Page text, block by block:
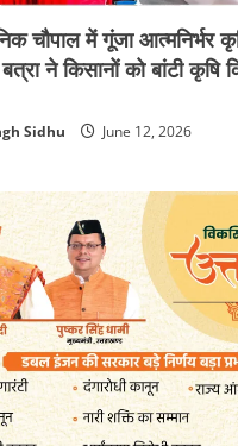
चौपाल में गूंजा आत्मनिर्भर
बत्रा ने किसानों को बांटी
Sidhu June 12, 2026